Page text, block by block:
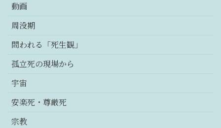
動画
周没期
問われる「死生観」
孤立死の現場から
宇宙
安楽死・尊厳死
宗教